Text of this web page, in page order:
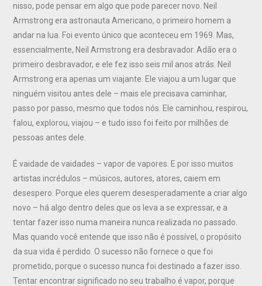
nisso, pode pensar em algo que pode parecer novo. Neil
Armstrong era astronauta Americano, o primeiro homem a
andar na lua. Foi evento único que aconteceu em 1969. Mas,
essencialmente, Neil Armstrong era desbravador. Adão era o
primeiro desbravador, e ele fez isso seis mil anos atrás. Neil
Armstrong era apenas um viajante. Ele viajou a um lugar que
ninguém visitou antes dele – mais ele precisava caminhar,
passo por passo, mesmo que todos nós. Ele caminhou, respirou,
falou, explorou, viajou – e tudo isso foi feito por milhões de
pessoas antes dele.
É vaidade de vaidades – vapor de vapores. E por isso muitos
artistas incrédulos – músicos, autores, atores, caiem em
desespero. Porque eles querem desesperadamente a criar algo
novo – há algo dentro deles que os leva a se expressar, e a
tentar fazer isso numa maneira nunca realizada no passado.
Mas quando você entende que isso não é possível, o propósito
da sua vida é perdido. O sucesso não fornece o que foi
prometido, porque o sucesso nunca foi destinado a fazer isso.
Tentar encontrar significado no seu trabalho é vapor, porque